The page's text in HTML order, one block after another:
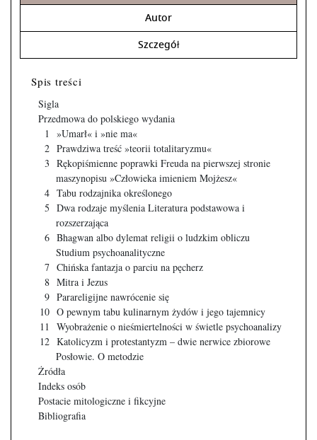
Autor
Szczegół
Spis treści
Sigla
Przedmowa do polskiego wydania
1 »Umarł« i »nie ma«
2 Prawdziwa treść »teorii totalitaryzmu«
3 Rękopiśmienne poprawki Freuda na pierwszej stronie
maszynopisu »Człowieka imieniem Mojżesz«
4 Tabu rodzajnika określonego
5 Dwa rodzaje myślenia Literatura podstawowa i
rozszerzająca
6 Bhagwan albo dylemat religii o ludzkim obliczu
Studium psychoanalityczne
7 Chińska fantazja o parciu na pęcherz
8 Mitra i Jezus
9 Parareligijne nawrócenie się
10 O pewnym tabu kulinarnym żydów i jego tajemnicy
11 Wyobrażenie o nieśmiertelności w świetle psychoanalizy
12 Katolicyzm i protestantyzm – dwie nerwice zbiorowe
Posłowie. O metodzie
Żródła
Indeks osób
Postacie mitologiczne i fikcyjne
Bibliografia